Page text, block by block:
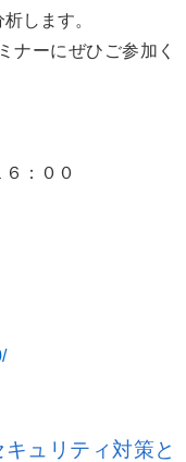
します。
ナーにぜひご参加く
：００
ュリティ対策と